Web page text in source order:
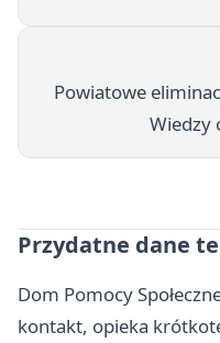
Powiatowe
Wiedzy
Przydatne dane
Dom Pomocy
kontakt, opieka